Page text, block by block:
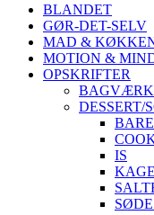
BLANDET
GØR-DET-SELV
MAD &
MOTION &
OPSKRIFTER
BAGVÆRK
DESSERT/
IS